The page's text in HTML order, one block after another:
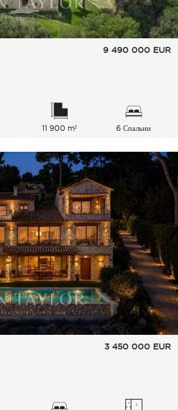
9 490 000 EUR
11 900 m² 6 Спальни
3 450 000 EUR